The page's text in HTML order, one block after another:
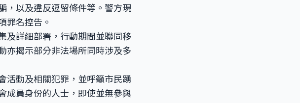
，以及違反逗留條件等。警方現
罪名控告。
及詳細部署，行動期間並聯同移
亦揭示部分非法場所同時涉及多
活動及相關犯罪，並呼籲市民踴
成員身份的人士，即使並無參與